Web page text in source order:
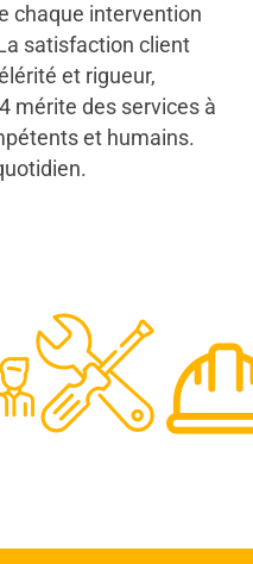
chaque intervention
satisfaction client
et rigueur,
mérite des services à
et humains.
50
Experts